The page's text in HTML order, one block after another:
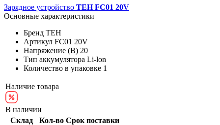
Зарядное устройство TEH FC01 20V
Основные характеристики
Бренд TEH
Артикул FC01 20V
Напряжение (В) 20
Тип аккумулятора Li-lon
Количество в упаковке 1
Наличие товара
В наличии
Склад
Кол-во Срок поставки